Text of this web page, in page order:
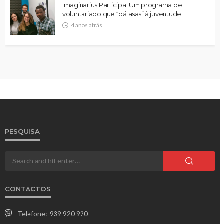
Imaginarius Participa: Um programa de
voluntariado que “dá asas” à juventude
4 anos atrás
PESQUISA
CONTACTOS
Telefone: 939 920 920